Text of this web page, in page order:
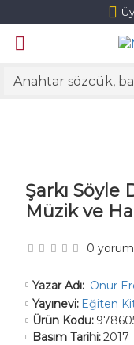
Şarkı Söyle
Müzik ve
Yazar Adı: Onur
Yayınevi: Eğiten
Ürün Kodu:
Basım Tarihi:2017
0 yorum